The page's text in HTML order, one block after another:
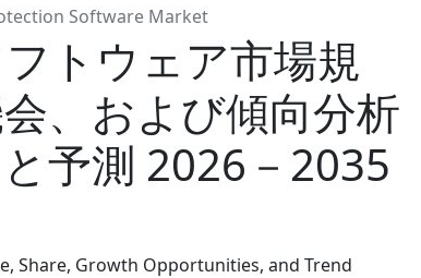
Software Market
トウェア市場規
、および傾向分析
予測 2026－2035
Share, Growth Opportunities, and Trend